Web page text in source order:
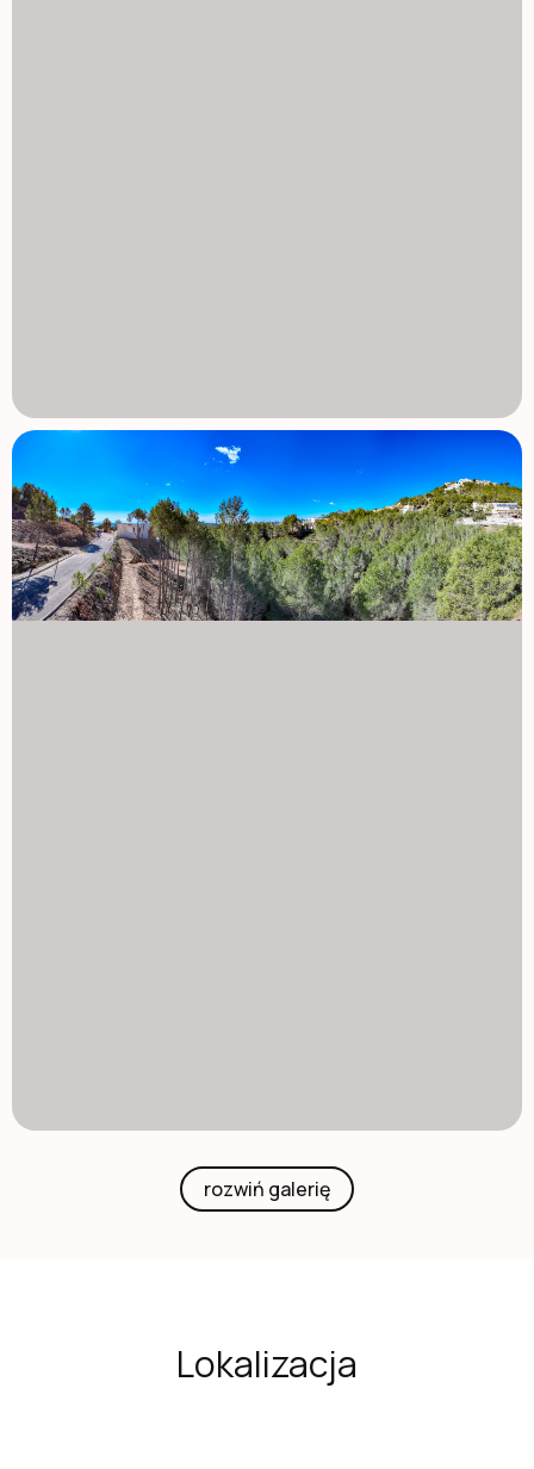
rozwiń galerię
Lokalizacja